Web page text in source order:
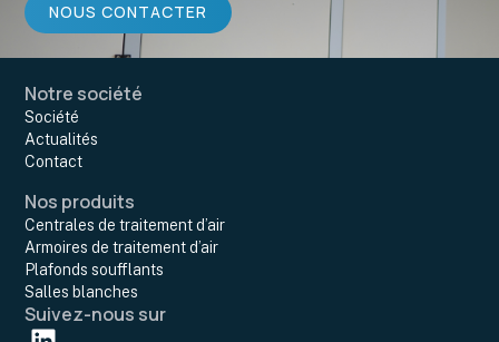
NOUS CONTACTER
Notre société
Société
Actualités
Contact
Nos produits
Centrales de traitement d’air
Armoires de traitement d’air
Plafonds soufflants
Salles blanches
Suivez-nous sur